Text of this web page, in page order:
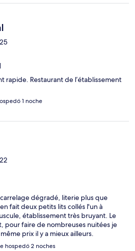
rapide. Restaurant de l’établissement
1 noche
dégradé, literie plus que
fait deux petits lits collés l'un à
établissement très bruyant. Le
pour faire de nombreuses nuitées je
prix il y a mieux ailleurs.
hospedó 2 noches